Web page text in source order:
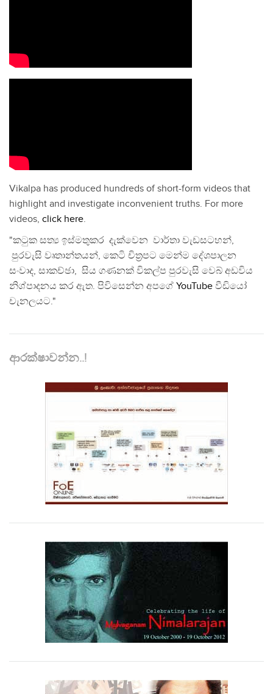
Vikalpa has produced hundreds of short-form videos that
highlight and investigate inconvenient truths. For more
videos, click here.
"කටුක සත්‍ය ඉස්මතුකර දැක්වෙන වාර්තා වැඩසටහන්,
පුරවැසි වෘතාන්තයන්, කෙටි චිත්‍රපට මෙන්ම දේශපාලන
සංවාද, සාකච්ඡා, සිය ගණනක් විකල්ප පුරවැසි වෙබ් අඩවිය
නිශ්පාදනය කර ඇත. පිවිසෙන්න අපගේ YouTube වීඩියෝ
චැනලයට."
ආරක්ෂාවන්න..!